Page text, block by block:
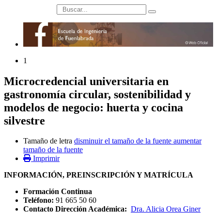
búsqueda
1
Microcredencial universitaria en
gastronomía circular, sostenibilidad y
modelos de negocio: huerta y cocina
silvestre
Tamaño de letra disminuir el tamaño de la fuente aumentar
tamaño de la fuente
Imprimir
INFORMACIÓN, PREINSCRIPCIÓN Y MATRÍCULA
Formación Continua
Teléfono: 91 665 50 60
Contacto Dirección Académica: Dra. Alicia Orea Giner